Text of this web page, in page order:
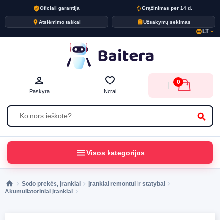
verified_userOficiali garantija autorenewGrąžinimas per 14 d.
placeAtsiėmimo taškai assignmentUžsakymų sekimas
language LTexpand_more
search
person_outline
Paskyra
favorite_border
Norai
0
menuVisos kategorijos
Sodo prekės, įrankiai
Įrankiai remontui ir statybai
Akumuliatoriniai įrankiai